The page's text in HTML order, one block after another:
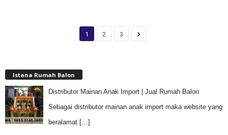
1 2 3
Istana Rumah Balon
Distributor Mainan Anak Import | Jual Rumah Balon
Sebagai distributor mainan anak import maka website yang
beralamat […]